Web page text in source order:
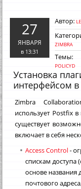
27
ЯНВАРЯ
в 13:31
Автор:
ZIMBRA
Темы:
POLICYD
Установка
интерфейсом
Zimbra
использует Postfix
существует
включает в себя
Access Control-
спискам доступа
основе названия
почтового